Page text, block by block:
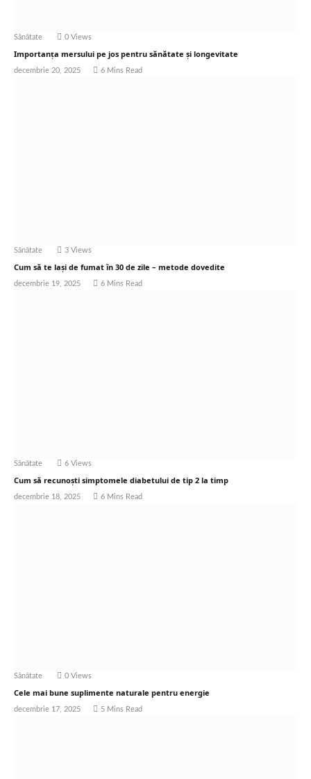
Sănătate 0 Views
Importanța mersului pe jos pentru sănătate și longevitate
decembrie 20, 2025 6 Mins Read
Sănătate 3 Views
Cum să te lași de fumat în 30 de zile – metode dovedite
decembrie 19, 2025 6 Mins Read
Sănătate 6 Views
Cum să recunoști simptomele diabetului de tip 2 la timp
decembrie 18, 2025 6 Mins Read
Sănătate 0 Views
Cele mai bune suplimente naturale pentru energie
decembrie 17, 2025 5 Mins Read